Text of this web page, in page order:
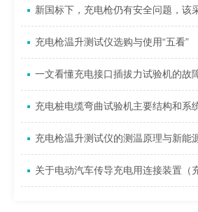
新国标下，充电枪仍有安全问题，该
充电枪温升测试仪选购与使用“五看”
一文看懂充电接口插拔力试验机的故
充电桩电缆弯曲试验机主要结构和系
充电枪温升测试仪的测温原理与新能